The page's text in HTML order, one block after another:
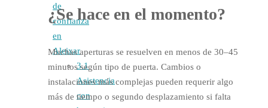
de
confianza
en
Aleixar
3.1
Asistencia
con
¿Se hace en el momento?
Muchas aperturas se resuelven en menos de 30–45
minutos según tipo de puerta. Cambios o
instalaciones más complejas pueden requerir algo
más de tiempo o segundo desplazamiento si falta